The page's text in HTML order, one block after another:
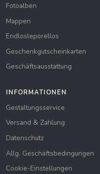
Fotoalben
Mappen
Endlosleporellos
Geschenkgutscheinkarten
Geschäftsausstattung
INFORMATIONEN
Gestaltungsservice
Versand & Zahlung
Datenschutz
Allg. Geschäftsbedingungen
Cookie-Einstellungen